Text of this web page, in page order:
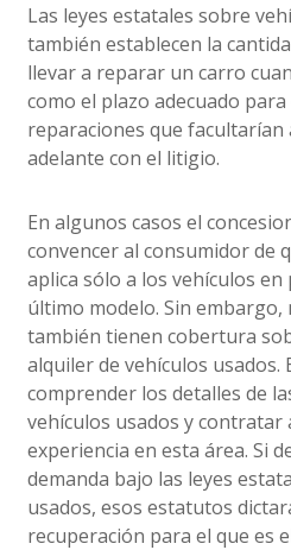
Las leyes estatales sobre
también establecen la
llevar a reparar un carro
como el plazo adecuado
reparaciones que
adelante con el litigio.
En algunos casos el
convencer al consumidor de
aplica sólo a los vehículos
último modelo. Sin embargo,
también tienen cobertura
alquiler de vehículos usados.
comprender los detalles de
vehículos usados y contratar
experiencia en esta área. Si
demanda bajo las leyes
usados, esos estatutos
recuperación para el que es